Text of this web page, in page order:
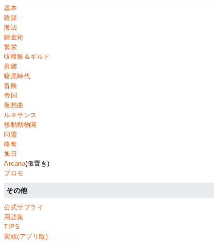
基本
陰謀
海辺
錬金術
繁栄
収穫祭＆ギルド
異郷
暗黒時代
冒険
帝国
夜想曲
ルネサンス
移動動物園
同盟
略奪
旭日
Arcana(仮置き)
プロモ
その他
公式サプライ
用語集
TIPS
実績(アプリ版)